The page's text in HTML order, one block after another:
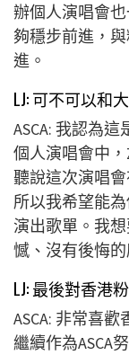
辦個人演唱會
夠穩步前進，
進。
LJ: 可不可以和
ASCA: 我認為
個人演唱會中
聽說這次演唱
所以我希望能
演出歌單。我
憾、沒有後悔
LJ: 最後對香港
ASCA: 非常喜
繼續作為ASCA